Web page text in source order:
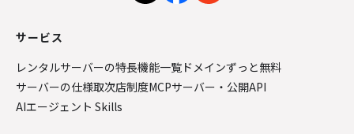
サービス
レンタルサーバーの特長機能一覧 ドメインずっと無料
サーバーの仕様取次店制度MCPサーバー・公開API
AIエージェント Skills